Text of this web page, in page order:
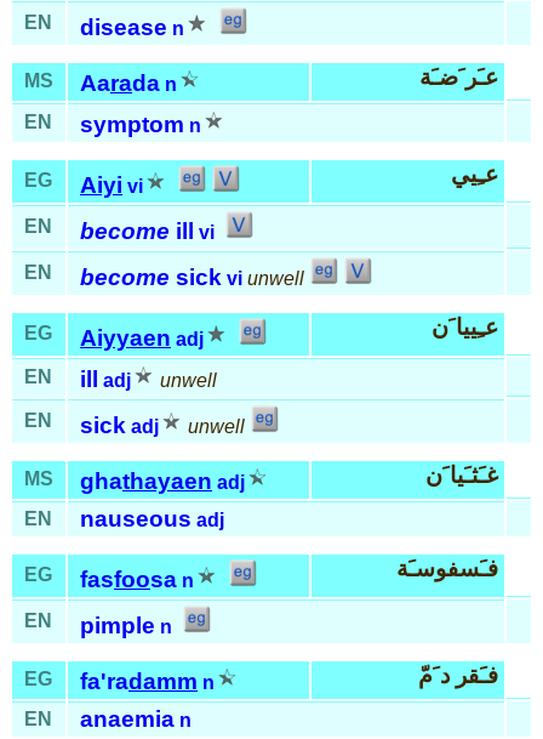
EN disease n
MS Aarada n عـَر َضـَة
EN symptom n
EG Aiyi vi عـِيي
EN become ill
vi
EN
become sick vi unwell
EG Aiyyaen adj عـِييا َن
EN ill adj
unwell
EN
sick adj unwell
MS ghathayaen adj غـَثـَيا َن
EN nauseous adj
EG fasfoosa n فـَسفوسـَة
EN pimple n
EG fa'radamm n فـَقر د َمّ
EN anaemia n